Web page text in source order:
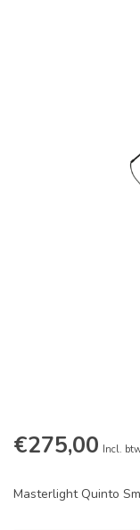
€275,00 Incl.
Masterlight Quinto